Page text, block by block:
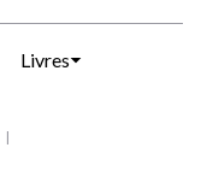
Livres